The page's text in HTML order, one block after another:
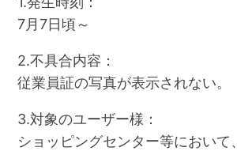
7月7日頃～
2.不具合内容：
従業員証の写真が表示されない。
3.対象のユーザー様：
ショッピングセンター等において